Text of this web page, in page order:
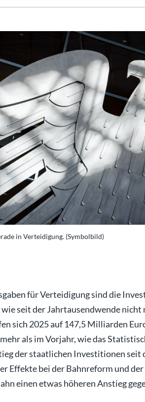
in Verteidigung. (Symbolbild)
für Verteidigung sind die
seit der Jahrtausendwende nicht
sich 2025 auf 147,5 Milliarden
als im Vorjahr, wie das
der staatlichen Investitionen seit
Effekte bei der Bahnreform und
einen etwas höheren Anstieg